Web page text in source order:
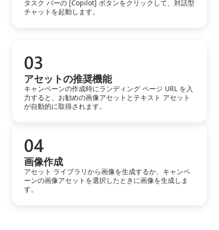
タスク バーの [Copilot] ボタンをクリックして、対話型
チャットを起動します。
03
アセットの推奨機能
キャンペーンの作成時にランディング ページ URL を入
力すると、お勧めの画像アセットとテキスト アセット
が自動的に取得されます。
04
画像作成
アセット ライブラリから画像を生成するか、キャンペ
ーンの画像アセットを選択したときに画像を生成しま
す。